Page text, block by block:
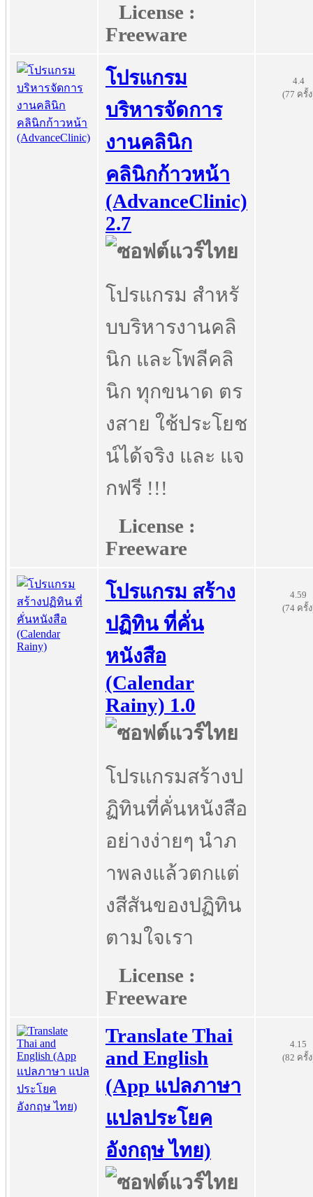
License :
Freeware
โปรแกรม
บริหารจัดการ
งานคลินิก
คลินิกก้าวหน้า
(AdvanceClinic)
2.7
โปรแกรม สำหรั
บบริหารงานคลิ
นิก และโพลีคลิ
นิก ทุกขนาด ตร
งสาย ใช้ประโยช
น์ได้จริง และ แจ
กฟรี !!!
License :
Freeware
4.4
(77 ครั้
โปรแกรม สร้าง
ปฏิทิน ที่คั่น
หนังสือ
(Calendar
Rainy) 1.0
โปรแกรมสร้างป
ฏิทินที่คั่นหนังสือ
อย่างง่ายๆ นำภ
าพลงแล้วตกแต่
งสีสันของปฏิทิน
ตามใจเรา
License :
Freeware
4.59
(74 ครั้
Translate Thai
and English
(App แปลภาษา
แปลประโยค
อังกฤษ ไทย)
4.15
(82 ครั้